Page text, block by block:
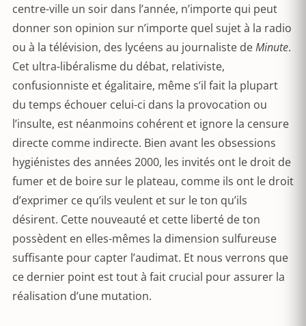
centre-ville un soir dans l’année, n’importe qui peut
donner son opinion sur n’importe quel sujet à la radio
ou à la télévision, des lycéens au journaliste deMinute.
Cet ultra-libéralisme du débat, relativiste,
confusionniste et égalitaire, même s’il fait la plupart
du temps échouer celui-ci dans la provocation ou
l’insulte, est néanmoins cohérent et ignore la censure
directe comme indirecte. Bien avant les obsessions
hygiénistes des années 2000, les invités ont le droit de
fumer et de boire sur le plateau, comme ils ont le droit
d’exprimer ce qu’ils veulent et sur le ton qu’ils
désirent. Cette nouveauté et cette liberté de ton
possèdent en elles-mêmes la dimension sulfureuse
suffisante pour capter l’audimat. Et nous verrons que
ce dernier point est tout à fait crucial pour assurer la
réalisation d’une mutation.